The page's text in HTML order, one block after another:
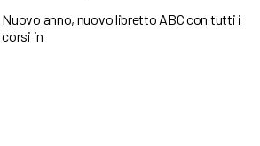
Nuovo anno, nuovo libretto ABC con tutti i
corsi in